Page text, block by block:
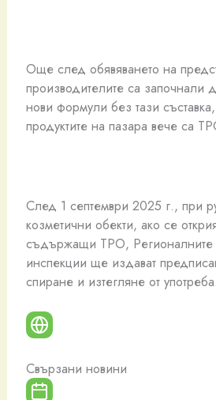
Още след обявяването на
производителите са започнали
нови формули без тази
продуктите на пазара вече са
След 1 септември 2025 г., при
козметични обекти, ако се
съдържащи TPO, Регионалните
инспекции ще издават
спиране и изтегляне от употреба.
Свързани новини